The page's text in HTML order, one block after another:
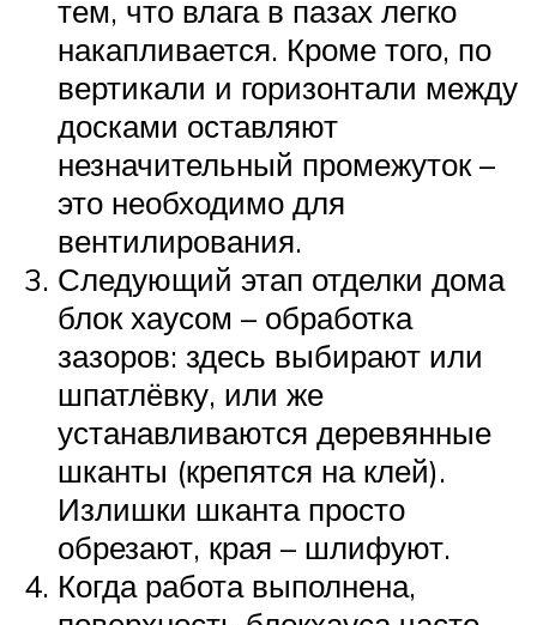
тем, что влага в пазах легко
накапливается. Кроме того, по
вертикали и горизонтали между
досками оставляют
незначительный промежуток –
это необходимо для
вентилирования.
Следующий этап отделки дома
блок хаусом – обработка
зазоров: здесь выбирают или
шпатлёвку, или же
устанавливаются деревянные
шканты (крепятся на клей).
Излишки шканта просто
обрезают, края – шлифуют.
Когда работа выполнена,